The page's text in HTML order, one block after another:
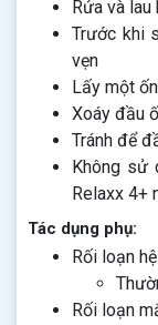
Rửa và
Trước khi
vẹn
Lấy một
Xoáy đầu
Tránh để
Không sử
Relaxx 4+
Tác dụng phụ:
Rối loạn
Rối loạn